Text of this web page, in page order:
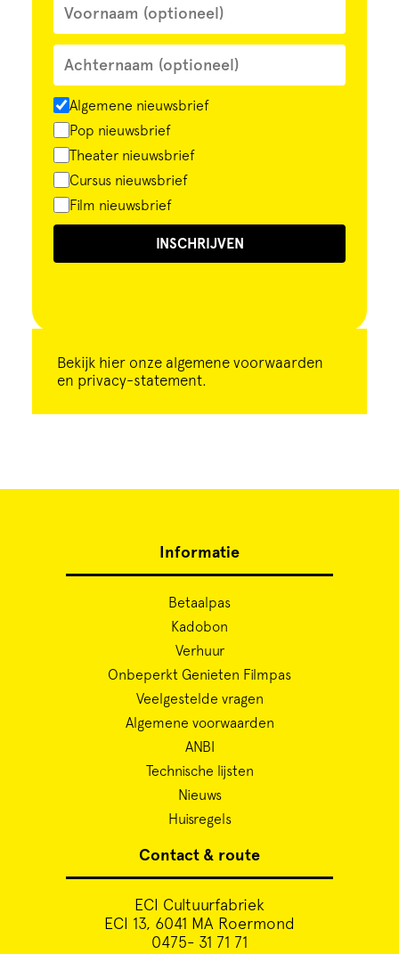
Algemene nieuwsbrief
Pop nieuwsbrief
Theater nieuwsbrief
Cursus nieuwsbrief
Film nieuwsbrief
INSCHRIJVEN
Bekijk hier onze algemene voorwaarden
en privacy-statement.
Informatie
Betaalpas
Kadobon
Verhuur
Onbeperkt Genieten Filmpas
Veelgestelde vragen
Algemene voorwaarden
ANBI
Technische lijsten
Nieuws
Huisregels
Contact & route
ECI Cultuurfabriek
ECI 13, 6041 MA Roermond
0475- 31 71 71